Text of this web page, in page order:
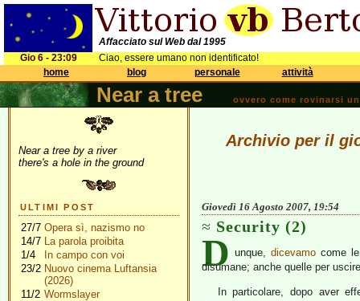
Affacciato sul Web dal 1995
Gio 6 - 23:09
Ciao, essere umano non identificato!
home
blog personale attività
Near a tree ovvero come rovinarsi
Near a tree by a river
there's a hole in the ground
ULTIMI POST
27/7 Opera sì, nazismo no
14/7 La parola proibita
1/4
In campo con voi
23/2 Nuovo cinema Luftansia
(2026)
11/2 Wormslayer
Archivio per il
Giovedì 16 Agosto 2007, 19:54
Security (2)
D unque, dicevamocome le
disumane; anche quelle per
In particolare, dopo aver